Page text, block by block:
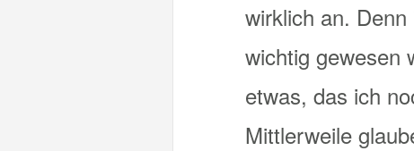
wirklich an.
wichtig gewesen
etwas, das ich
Mittlerweile